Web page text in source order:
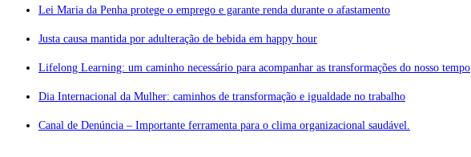
Lei Maria da Penha protege o emprego e garante renda durante o afastamento
Justa causa mantida por adulteração de bebida em happy hour
Lifelong Learning: um caminho necessário para acompanhar as transformações do nosso tempo
Dia Internacional da Mulher: caminhos de transformação e igualdade no trabalho
Canal de Denúncia – Importante ferramenta para o clima organizacional saudável.